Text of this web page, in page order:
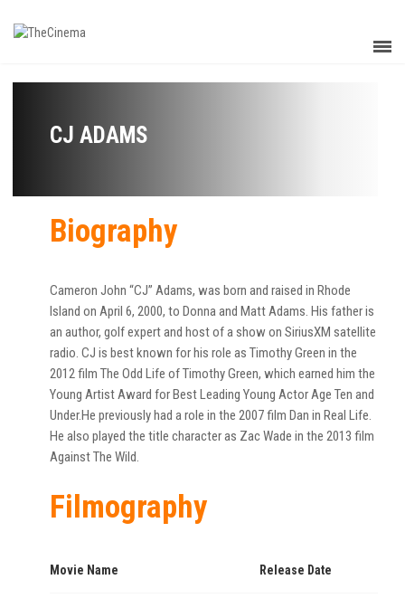
CJ ADAMS
Biography
Cameron John “CJ” Adams, was born and raised in Rhode
Island on April 6, 2000, to Donna and Matt Adams. His father is
an author, golf expert and host of a show on SiriusXM satellite
radio. CJ is best known for his role as Timothy Green in the
2012 film The Odd Life of Timothy Green, which earned him the
Young Artist Award for Best Leading Young Actor Age Ten and
Under.He previously had a role in the 2007 film Dan in Real Life.
He also played the title character as Zac Wade in the 2013 film
Against The Wild.
Filmography
Movie Name Release Date